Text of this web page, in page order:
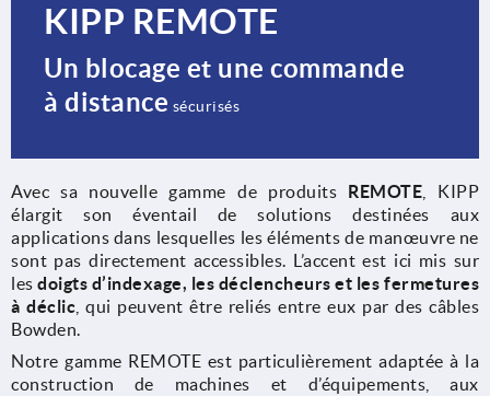
KIPP REMOTE
Un blocage et une commande
à distance sécurisés
Avec sa nouvelle gamme de produits REMOTE , KIPP
élargit son éventail de solutions destinées aux
applications dans lesquelles les éléments de manœuvre ne
sont pas directement accessibles. L’accent est ici mis sur
lesdoigts d’indexage, les déclencheurs et les fermetures
à déclic , qui peuvent être reliés entre eux par des câbles
Bowden.
Notre gamme REMOTE est particulièrement adaptée à la
construction de machines et d’équipements, aux